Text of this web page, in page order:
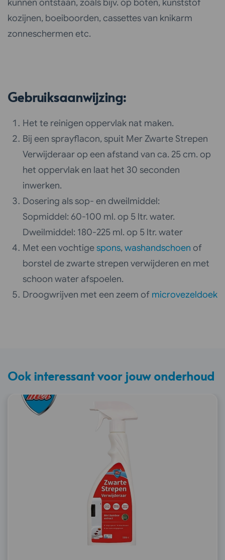
kunnen ontstaan, zoals bijv. op boten, kunststof
kozijnen, boeiboorden, cassettes van knikarm
zonneschermen etc.
Gebruiksaanwijzing:
Het te reinigen oppervlak nat maken.
Bij een sprayflacon, spuit Mer Zwarte Strepen
Verwijderaar op een afstand van ca. 25 cm. op
het oppervlak en laat het 30 seconden
inwerken.
Dosering als sop- en dweilmiddel:
Sopmiddel: 60-100 ml. op 5 ltr. water.
Dweilmiddel: 180-225 ml. op 5 ltr. water
Met een vochtigespons, washandschoen of
borstel de zwarte strepen verwijderen en met
schoon water afspoelen.
Droogwrijven met een zeem of microvezeldoek
Ook interessant voor jouw onderhoud